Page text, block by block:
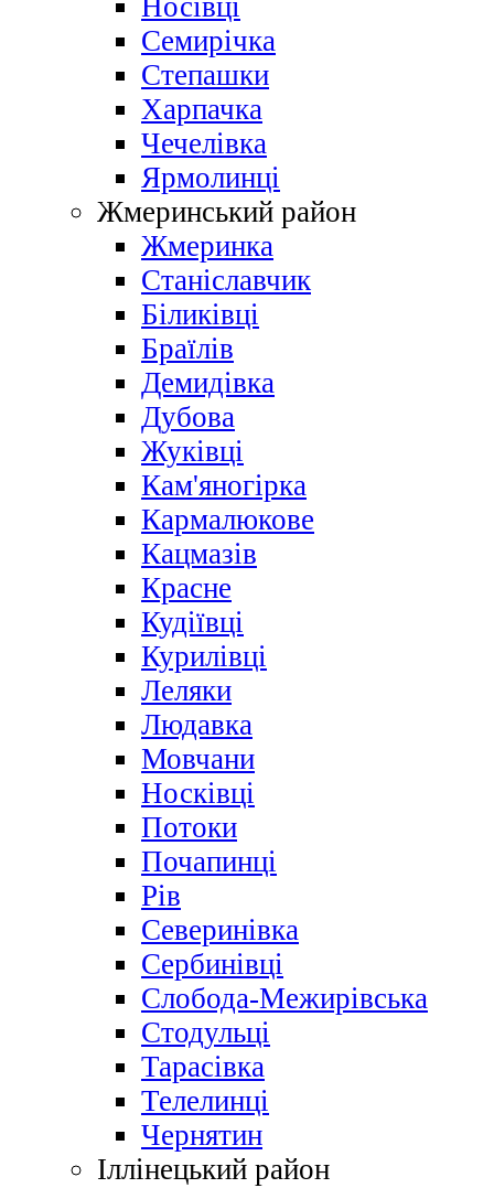
Носівці
Семирічка
Степашки
Харпачка
Чечелівка
Ярмолинці
Жмеринський район
Жмеринка
Станіславчик
Біликівці
Браїлів
Демидівка
Дубова
Жуківці
Кам'яногірка
Кармалюкове
Кацмазів
Красне
Кудіївці
Курилівці
Леляки
Людавка
Мовчани
Носківці
Потоки
Почапинці
Рів
Северинівка
Сербинівці
Слобода-Межирівська
Стодульці
Тарасівка
Телелинці
Чернятин
Іллінецький район